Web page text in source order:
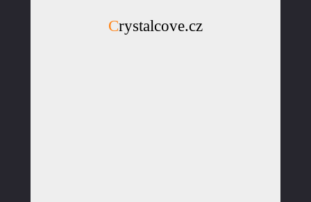
Crystalcove.cz